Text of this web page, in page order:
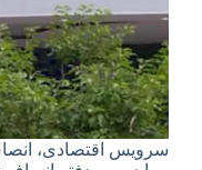
سرویس اقتصادی،